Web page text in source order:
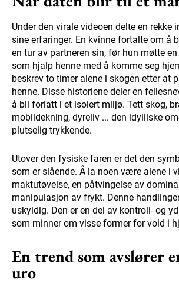
Under den virale videoen delte en rekke
sine erfaringer. En kvinne fortalte om å
en tur av partneren sin, før hun møtte
som hjalp henne med å komme seg
beskrev to timer alene i skogen etter at
henne. Disse historiene deler en
å bli forlatt i et isolert miljø. Tett skog,
mobildekning, dyreliv ... den idylliske
plutselig trykkende.
Utover den fysiske faren er det den
som er slående. Å la noen være alene i
maktutøvelse, en påtvingelse av
manipulasjon av frykt. Denne
uskyldig. Den er en del av kontroll- og
som minner om visse former for vold i
En trend som avslører
uro